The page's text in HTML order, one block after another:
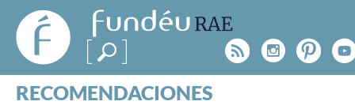
FundéuRAE
- Fundación
del Español
Urgente
Rss
RECOMENDACIONES